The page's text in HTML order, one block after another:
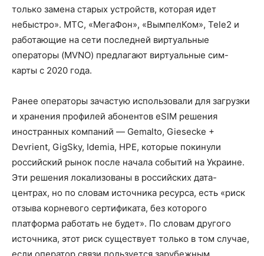
только замена старых устройств, которая идет
небыстро». МТС, «МегаФон», «ВымпелКом», Tele2 и
работающие на сети последней виртуальные
операторы (MVNO) предлагают виртуальные сим-
карты с 2020 года.
Ранее операторы зачастую использовали для загрузки
и хранения профилей абонентов eSIM решения
иностранных компаний — Gemalto, Giesecke +
Devrient, GigSky, Idemia, HPE, которые покинули
российский рынок после начала событий на Украине.
Эти решения локализованы в российских дата-
центрах, но по словам источника ресурса, есть «риск
отзыва корневого сертификата, без которого
платформа работать не будет». По словам другого
источника, этот риск существует только в том случае,
если оператор связи пользуется зарубежным